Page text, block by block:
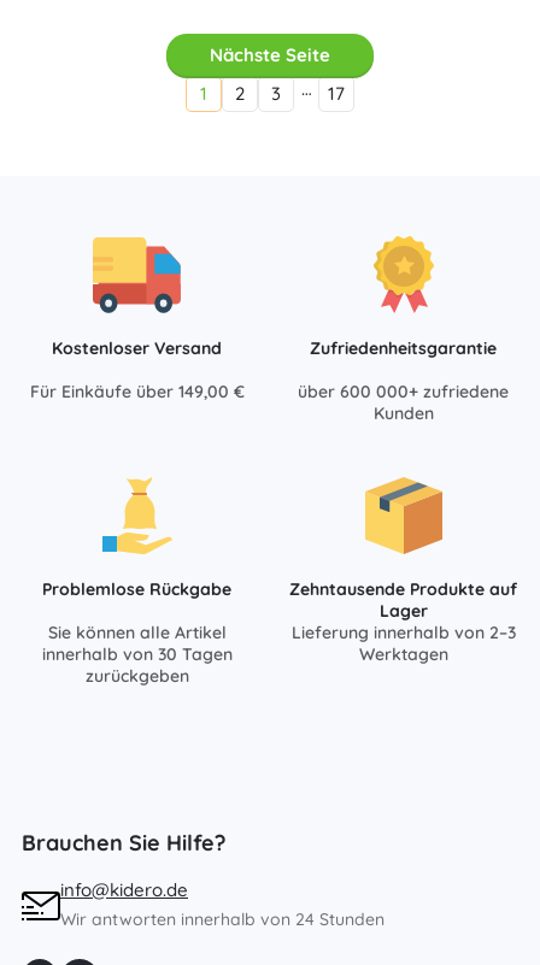
Nächste Seite
1
2 3 … 17
Kostenloser Versand
Für Einkäufe über 149,00 €
Zufriedenheitsgarantie
über 600 000+ zufriedene
Kunden
Problemlose Rückgabe
Sie können alle Artikel
innerhalb von 30 Tagen
zurückgeben
Zehntausende Produkte auf
Lager
Lieferung innerhalb von 2–3
Werktagen
Brauchen Sie Hilfe?
info@kidero.de
Wir antworten innerhalb von 24 Stunden